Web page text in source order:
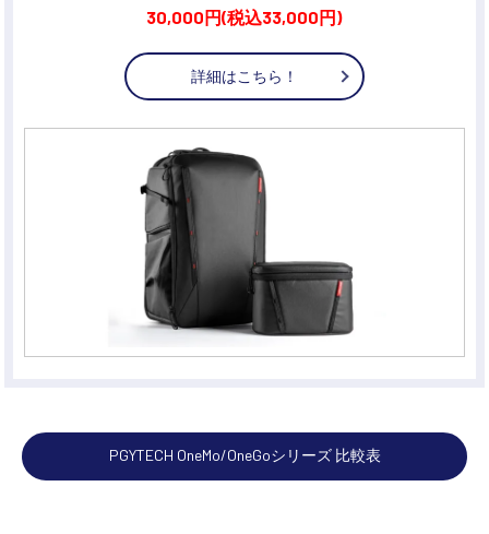
取扱店舗一覧
SEKIDO
コーポレートサイト
SEKIDO 会社概要
30,000円(税込33,000円)
詳細はこちら！
PGYTECH OneMo/OneGoシリーズ 比較表